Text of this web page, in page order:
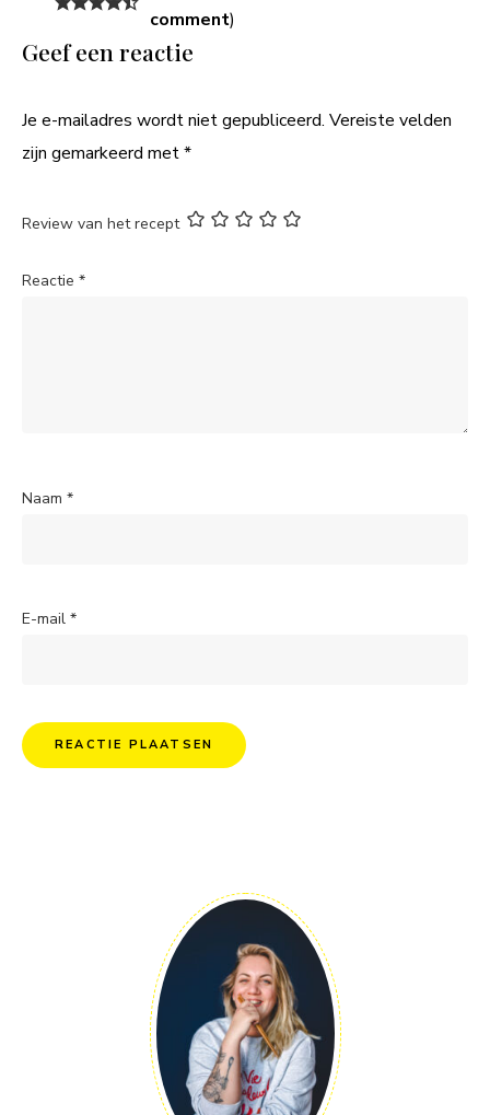
comment)
Geef een reactie
Je e-mailadres wordt niet gepubliceerd. Vereiste velden
zijn gemarkeerd met*
Review van het recept
Reactie *
Naam *
E-mail *